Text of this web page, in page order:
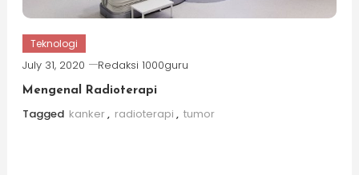
Teknologi
July 31, 2020 Redaksi 1000guru
Mengenal Radioterapi
Tagged kanker, radioterapi , tumor